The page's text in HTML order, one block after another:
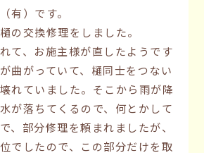
有）です。
の交換修理をしました。
て、お施主様が直したようです
曲がっていて、樋同士をつない
れていました。そこから雨が降
が落ちてくるので、何とかして
、部分修理を頼まれましたが、
でしたので、この部分だけを取